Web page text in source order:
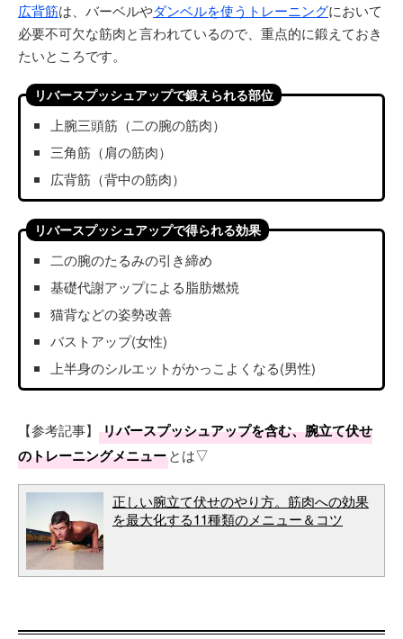
広背筋は、バーベルやダンベルを使うトレーニングにおいて
必要不可欠な筋肉と言われているので、重点的に鍛えておき
たいところです。
リバースプッシュアップで鍛えられる部位
上腕三頭筋（二の腕の筋肉）
三角筋（肩の筋肉）
広背筋（背中の筋肉）
リバースプッシュアップで得られる効果
二の腕のたるみの引き締め
基礎代謝アップによる脂肪燃焼
猫背などの姿勢改善
バストアップ(女性)
上半身のシルエットがかっこよくなる(男性)
【参考記事】
リバースプッシュアップを含む、腕立て伏せ
のトレーニングメニューとは▽
正しい腕立て伏せのやり方。筋肉への効果
を最大化する11種類のメニュー＆コツ